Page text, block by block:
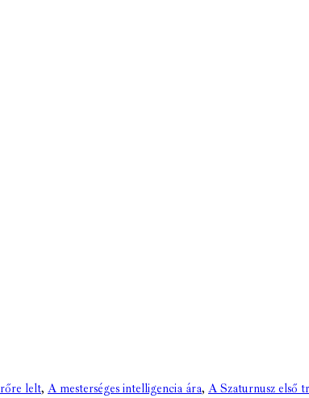
lelt, A mesterséges intelligencia ára, A Szaturnusz első